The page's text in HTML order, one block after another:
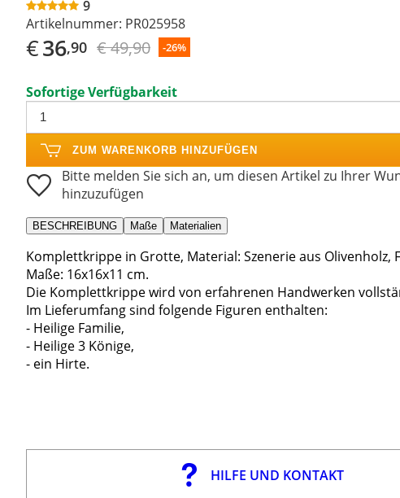
9
Artikelnummer: PR025958
€36,90 € 49,90 -26%
Sofortige Verfügbarkeit
ZUM WARENKORB HINZUFÜGEN
Bitte melden Sie sich an, um diesen Artikel zu Ihrer
hinzuzufügen
BESCHREIBUNG Maße Materialien
Komplettkrippe in Grotte, Material: Szenerie aus Olivenholz,
Maße: 16x16x11 cm.
Die Komplettkrippe wird von erfahrenen Handwerken
Im Lieferumfang sind folgende Figuren enthalten:
- Heilige Familie,
- Heilige 3 Könige,
- ein Hirte.
HILFE UND KONTAKT